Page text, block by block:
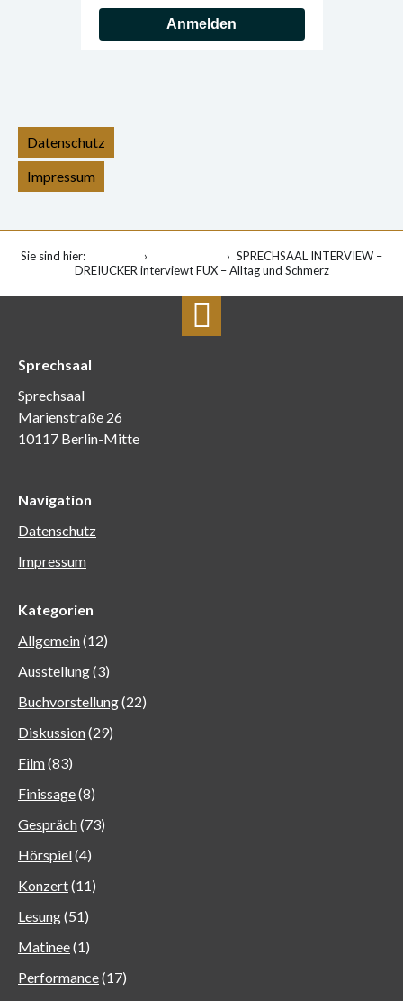
Anmelden
Datenschutz
Impressum
Sie sind hier:
SPRECHSAAL INTERVIEW –
DREIUCKER interviewt FUX – Alltag und Schmerz
Sprechsaal
Sprechsaal
Marienstraße 26
10117 Berlin-Mitte
Navigation
Datenschutz
Impressum
Kategorien
Allgemein(12)
Ausstellung(3)
Buchvorstellung(22)
Diskussion(29)
Film(83)
Finissage(8)
Gespräch(73)
Hörspiel(4)
Konzert(11)
Lesung(51)
Matinee(1)
Performance(17)